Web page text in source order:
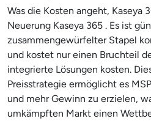
Was die Kosten angeht, Kaseya
Neuerung Kaseya 365 . Es ist
zusammengewürfelter Stapel
und kostet nur einen Bruchteil
integrierte Lösungen kosten.
Preisstrategie ermöglicht es
und mehr Gewinn zu erzielen,
umkämpften Markt einen